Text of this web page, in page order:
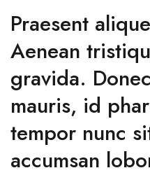
Praesent
Aenean
gravida.
mauris, id
tempor nunc
accumsan